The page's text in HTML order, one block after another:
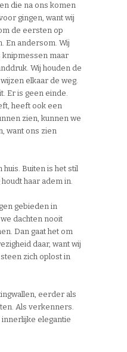
die na ons komen
gingen, want wij
de eersten op
En andersom. Wij
knipmessen maar
Wij houden de
elkaar de weg.
Er is geen einde.
heeft ook een
zien, kunnen we
want ons zien
Buiten is het stil
haar adem in.
gebieden in
dachten nooit
Dan gaat het om
daar, want wij
zich oplost in
eerder als
Als verkenners.
elegantie